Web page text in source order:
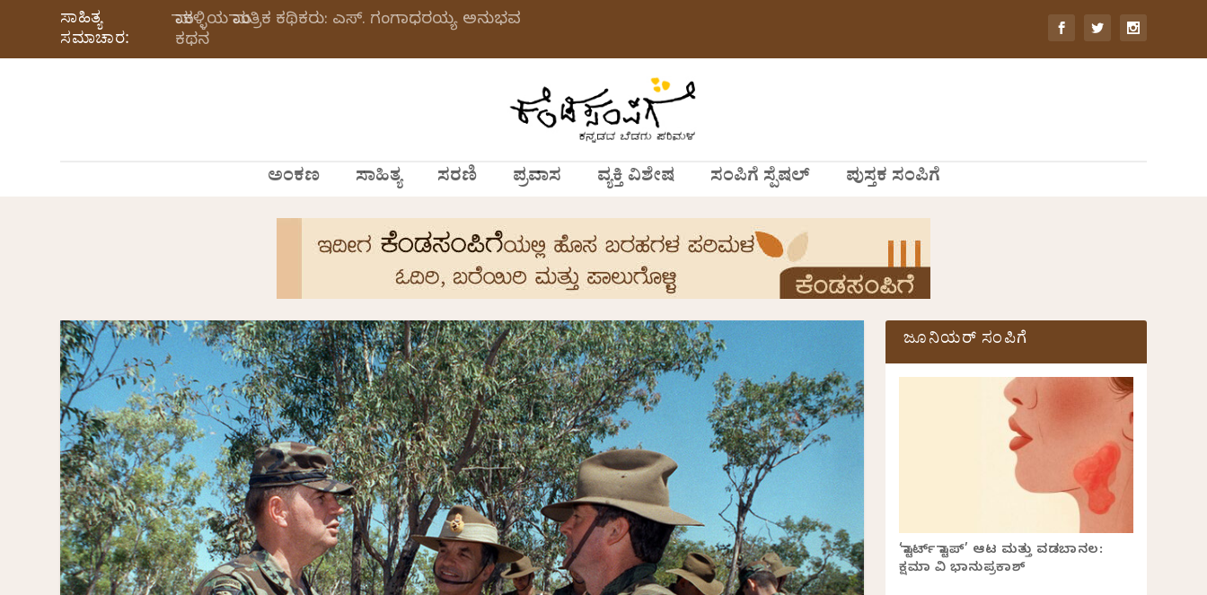
ಸಾಹಿತ್ಯ
ಸಮಾಚಾರ:
ಮಾಕಳ್ಳಿಯ ಮಾಂತ್ರಿಕ ಕಥಿಕರು: ಎಸ್. ಗಂಗಾಧರಯ್ಯ ಅನುಭವ
ಕಥನ
ಅಂಕಣ ಸಾಹಿತ್ಯ ಸರಣಿ ಪ್ರವಾಸ ವ್ಯಕ್ತಿ ವಿಶೇಷ ಸಂಪಿಗೆ ಸ್ಪೆಷಲ್ ಪುಸ್ತಕ ಸಂಪಿಗೆ
ಜೂನಿಯರ್ ಸಂಪಿಗೆ
‘ಸ್ಟಾರ್ಟ್ ಸ್ಟಾಪ್’ ಆಟ ಮತ್ತು ವಡಬಾನಲ:
ಕ್ಷಮಾ ವಿ ಭಾನುಪ್ರಕಾಶ್